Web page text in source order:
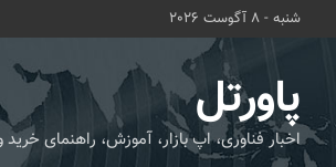
شنبه - 8 آگوست 2026
پاورتل
اخبار فناوری، اپ بازار، آموزش، راهنمای